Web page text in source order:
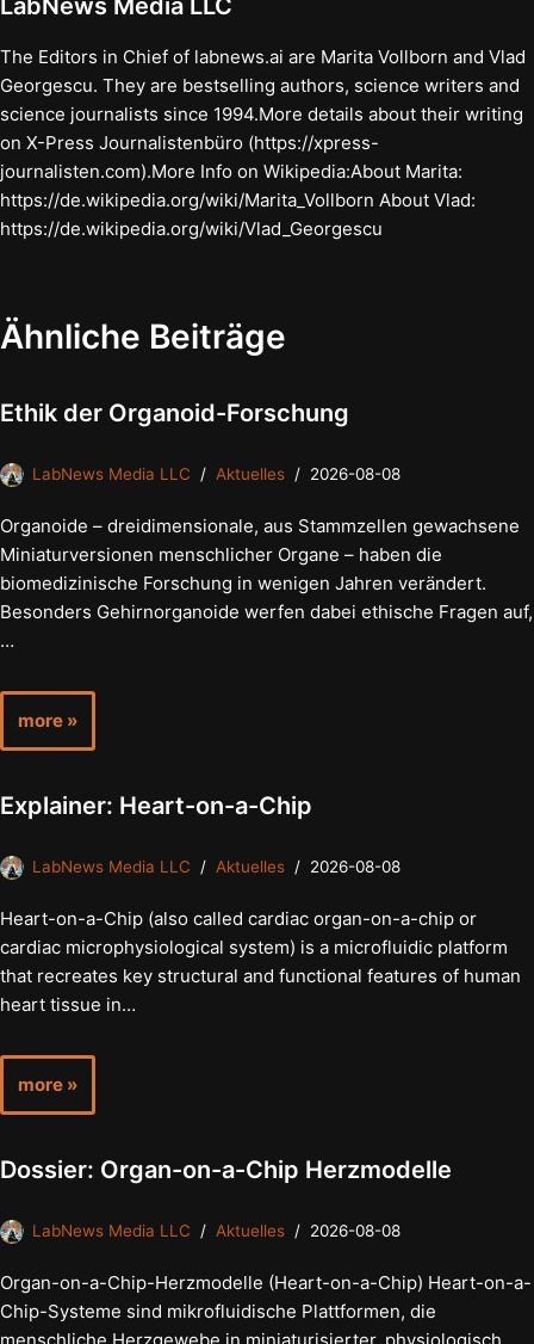
LabNews Media LLC
The Editors in Chief of labnews.ai are Marita Vollborn and Vlad
Georgescu. They are bestselling authors, science writers and
science journalists since 1994.More details about their writing
on X-Press Journalistenbüro (https://xpress-
journalisten.com).More Info on Wikipedia:About Marita:
https://de.wikipedia.org/wiki/Marita_Vollborn About Vlad:
https://de.wikipedia.org/wiki/Vlad_Georgescu
Ähnliche Beiträge
Ethik der Organoid-Forschung
LabNews Media LLC Aktuelles 2026-08-08
Organoide – dreidimensionale, aus Stammzellen gewachsene
Miniaturversionen menschlicher Organe – haben die
biomedizinische Forschung in wenigen Jahren verändert.
Besonders Gehirnorganoide werfen dabei ethische Fragen auf,
…
more »
Explainer: Heart-on-a-Chip
LabNews Media LLC Aktuelles 2026-08-08
Heart-on-a-Chip (also called cardiac organ-on-a-chip or
cardiac microphysiological system) is a microfluidic platform
that recreates key structural and functional features of human
heart tissue in…
more »
Dossier: Organ-on-a-Chip Herzmodelle
LabNews Media LLC Aktuelles 2026-08-08
Organ-on-a-Chip-Herzmodelle (Heart-on-a-Chip) Heart-on-a-
Chip-Systeme sind mikrofluidische Plattformen, die